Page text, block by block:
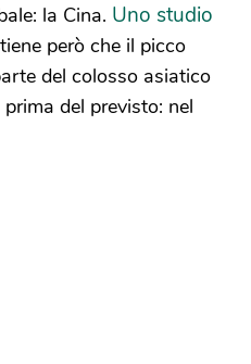
la Cina. Uno studio
però che il picco
del colosso asiatico
del previsto: nel